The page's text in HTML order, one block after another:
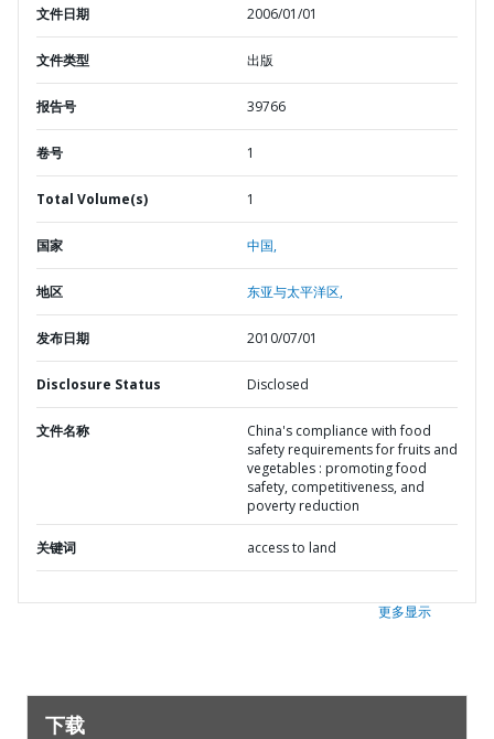
文件日期 2006/01/01
文件类型 出版
报告号 39766
卷号 1
Total Volume(s) 1
国家 中国,
地区 东亚与太平洋区,
发布日期 2010/07/01
Disclosure Status Disclosed
文件名称
China's compliance with food
safety requirements for fruits and
vegetables : promoting food
safety, competitiveness, and
poverty reduction
关键词 access to land
更多显示
下载